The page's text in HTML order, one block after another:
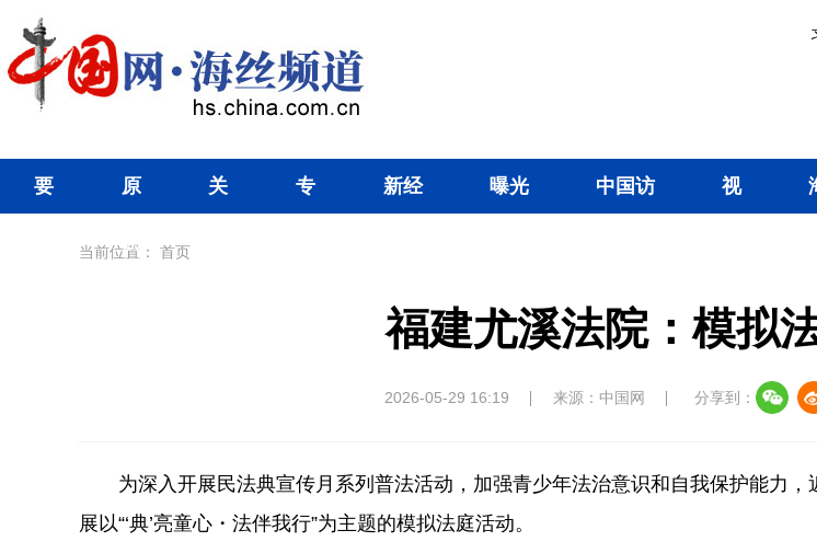
要 原
创
关 专 新经 曝光 中国访 视
当前位置： 首页
福建尤溪法院：模拟
2026-05-29 16:19 来源：中国网 分享到：
为深入开展民法典宣传月系列普法活动，加强青少年法治意识和自我保护能力
展以“‘典’亮童心・法伴我行”为主题的模拟法庭活动。